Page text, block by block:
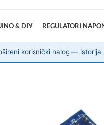
& DIY REGULATORI
korisnički nalog —